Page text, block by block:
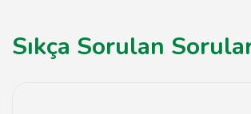
Sıkça Sorulan